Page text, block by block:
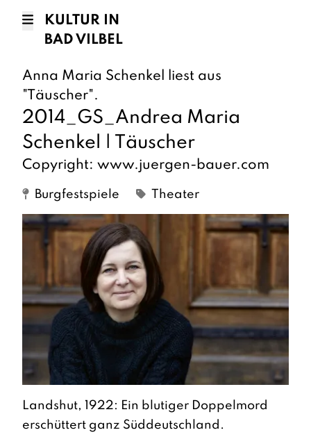
KULTUR IN
BAD VILBEL
Anna Maria Schenkel liest aus
"Täuscher".
2014_GS_Andrea Maria
Schenkel | Täuscher
Copyright: www.juergen-bauer.com
Burgfestspiele Theater
Landshut, 1922: Ein blutiger Doppelmord
erschüttert ganz Süddeutschland.